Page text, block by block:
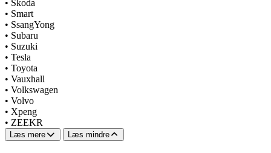
• Skoda
• Smart
• SsangYong
• Subaru
• Suzuki
• Tesla
• Toyota
• Vauxhall
• Volkswagen
• Volvo
• Xpeng
• ZEEKR
Læs mere Læs mindre